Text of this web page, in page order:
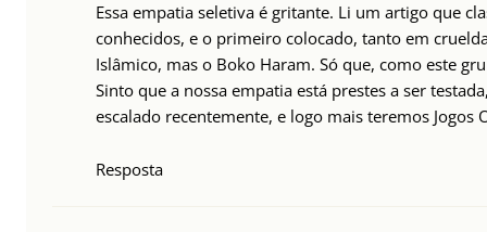
Essa empatia seletiva é gritante. Li um artigo que
conhecidos, e o primeiro colocado, tanto em
Islâmico, mas o Boko Haram. Só que, como este
Sinto que a nossa empatia está prestes a ser
escalado recentemente, e logo mais teremos
Resposta